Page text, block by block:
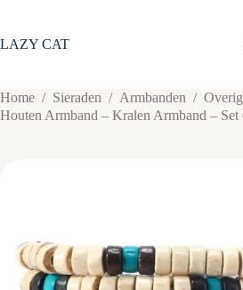
de
LAZY CAT
Home / Sieraden / Armbanden /
Houten Armband – Kralen Armband – Set